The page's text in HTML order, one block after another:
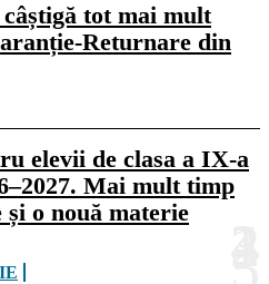
tot mai mult
Returnare din
elevii de clasa a IX-a
Mai mult timp
o nouă materie